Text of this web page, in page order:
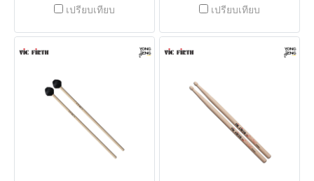
เปรียบเทียบ เปรียบเทียบ